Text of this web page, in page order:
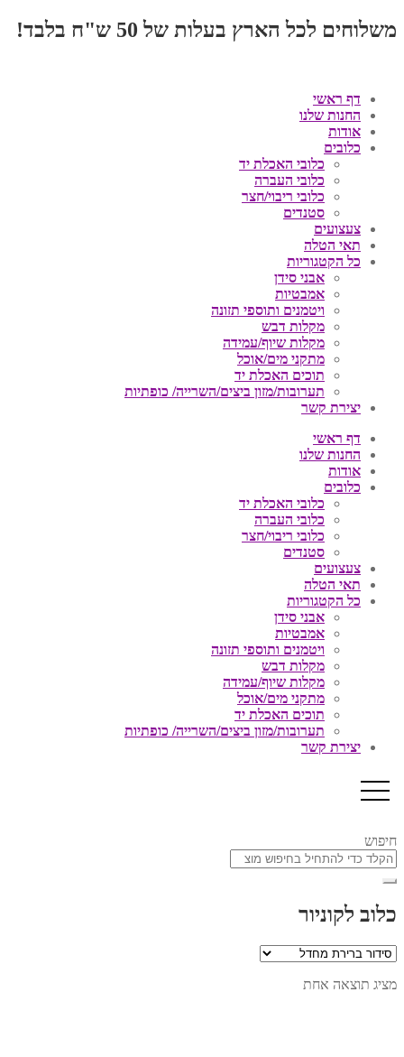
משלוחים לכל הארץ בעלות של 50 ש"ח בלבד!
דף ראשי
החנות שלנו
אודות
כלובים
כלובי האכלת יד
כלובי העברה
כלובי ריבוי/חצר
סטנדים
צעצועים
תאי הטלה
כל הקטגוריות
אבני סידן
אמבטיות
ויטמנים ותוספי תזונה
מקלות דבש
מקלות שיוף/עמידה
מתקני מים/אוכל
תוכים האכלת יד
תערובות/מזון ביצים/השרייה/ כופתיות
יצירת קשר
דף ראשי
החנות שלנו
אודות
כלובים
כלובי האכלת יד
כלובי העברה
כלובי ריבוי/חצר
סטנדים
צעצועים
תאי הטלה
כל הקטגוריות
אבני סידן
אמבטיות
ויטמנים ותוספי תזונה
מקלות דבש
מקלות שיוף/עמידה
מתקני מים/אוכל
תוכים האכלת יד
תערובות/מזון ביצים/השרייה/ כופתיות
יצירת קשר
חיפוש
כלוב לקוניור
מציג תוצאה אחת